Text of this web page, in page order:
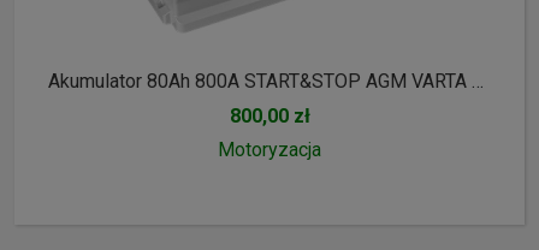
800,00 zł
Motoryzacja